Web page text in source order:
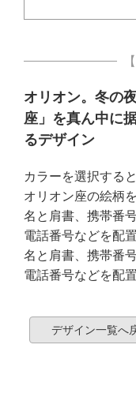
オリオン。冬の
座」を真ん中に
るデザイン
カラーを選択する
オリオン座の絵柄
名と肩書、携帯番
電話番号などを配
名と肩書、携帯番
電話番号などを配
デザイン一覧へ